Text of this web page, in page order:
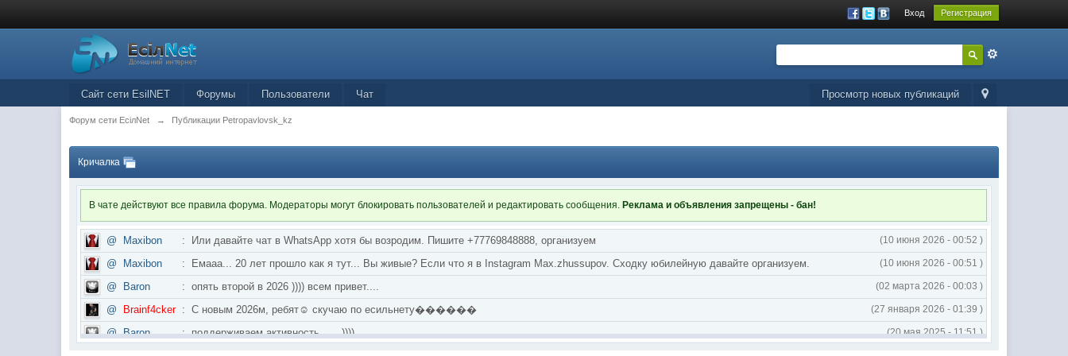
Вход Регистрация
Просмотр новых публикаций
Сайт сети EsilNET Форумы Пользователи Чат
Форум сети EciлNet → Публикации Petropavlovsk_kz
Кричалка
В чате действуют все правила форума. Модераторы могут блокировать пользователей и редактировать сообщения.Реклама и объявлениязапрещены - бан!
@ Maxibon : (10 июня 2026 - 00:52 )
Или давайте чат в WhatsApp хотя бы возродим. Пишите +77769848888, организуем
@
Maxibon : (10 июня 2026 - 00:51 )
Емааа... 20 лет прошло как я тут... Вы живые? Если что я в Instagram Max.zhussupov. Сходку юбилейную давайте организуем.
@
Baron : (02 марта 2026 - 00:03 )
опять второй в 2026 )))) всем привет....
@
Brainf4cker : (27 января 2026 - 01:39 )
С новым 2026м, ребят☺️ скучаю по есильнету������
@
Baron : (20 мая 2025 - 11:51 )
поддерживаем активность ..... ))))